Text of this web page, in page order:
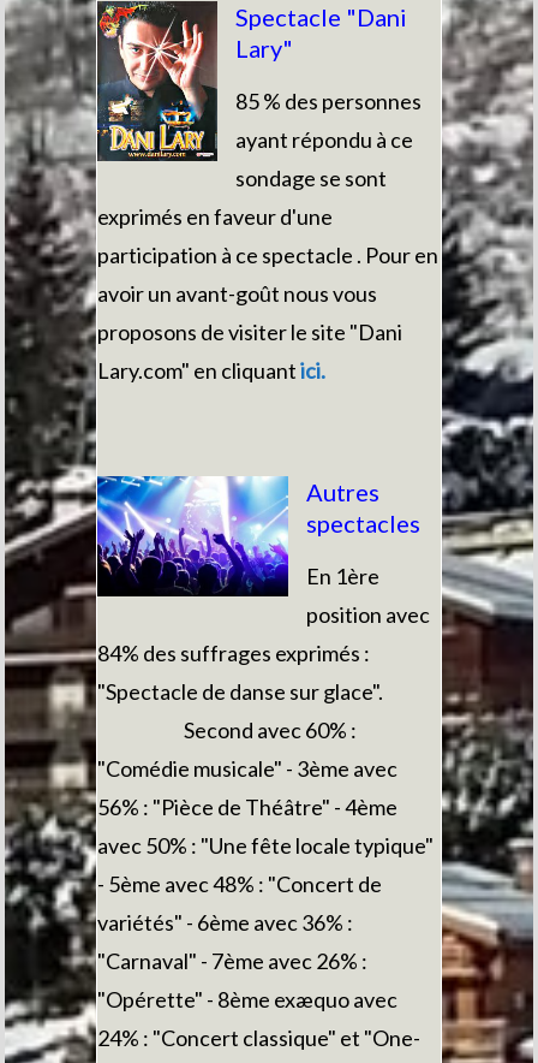
Spectacle "Dani
Lary"
85 % des personnes
ayant répondu à ce
sondage se sont
exprimés en faveur d'une
participation à ce spectacle . Pour en
avoir un avant-goût nous vous
proposons de visiter le site "Dani
Lary.com" en cliquantici.
Autres
spectacles
En 1ère
position avec
84% des suffrages exprimés :
"Spectacle de danse sur glace".
Second avec 60% :
"Comédie musicale" - 3ème avec
56% : "Pièce de Théâtre" - 4ème
avec 50% : "Une fête locale typique"
- 5ème avec 48% : "Concert de
variétés" - 6ème avec 36% :
"Carnaval" - 7ème avec 26% :
"Opérette" - 8ème exæquo avec
24% : "Concert classique" et "One-